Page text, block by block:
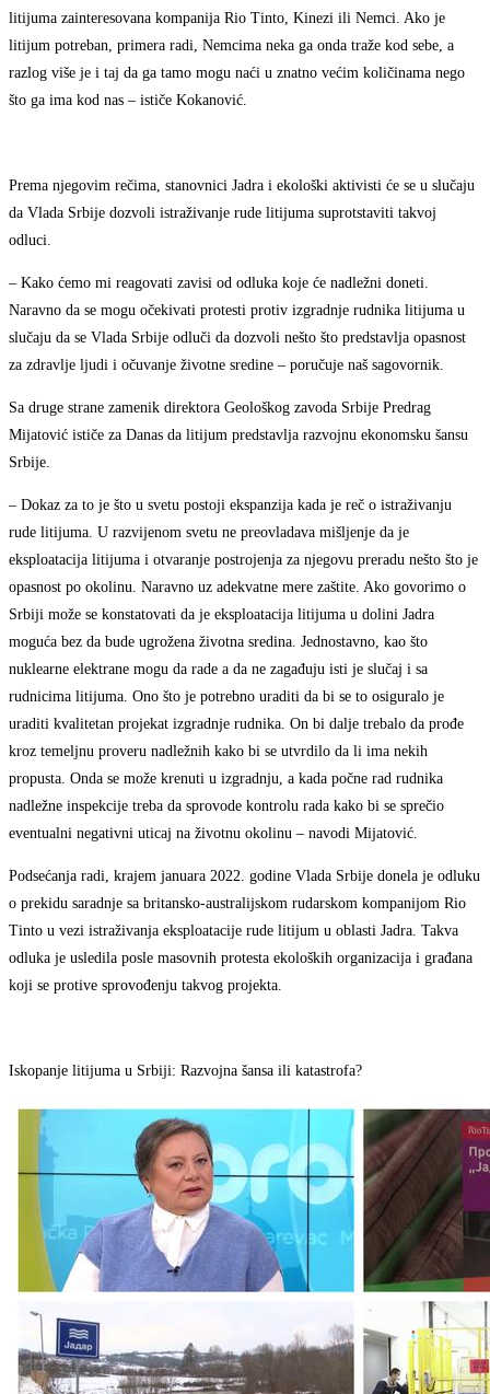
litijuma zainteresovana kompanija Rio Tinto, Kinezi ili Nemci. Ako je
litijum potreban, primera radi, Nemcima neka ga onda traže kod sebe, a
razlog više je i taj da ga tamo mogu naći u znatno većim količinama nego
što ga ima kod nas – ističe Kokanović.
Prema njegovim rečima, stanovnici Jadra i ekološki aktivisti će se u slučaju
da Vlada Srbije dozvoli istraživanje rude litijuma suprotstaviti takvoj
odluci.
– Kako ćemo mi reagovati zavisi od odluka koje će nadležni doneti.
Naravno da se mogu očekivati protesti protiv izgradnje rudnika litijuma u
slučaju da se Vlada Srbije odluči da dozvoli nešto što predstavlja opasnost
za zdravlje ljudi i očuvanje životne sredine – poručuje naš sagovornik.
Sa druge strane zamenik direktora Geološkog zavoda Srbije Predrag
Mijatović ističe za Danas da litijum predstavlja razvojnu ekonomsku šansu
Srbije.
– Dokaz za to je što u svetu postoji ekspanzija kada je reč o istraživanju
rude litijuma. U razvijenom svetu ne preovladava mišljenje da je
eksploatacija litijuma i otvaranje postrojenja za njegovu preradu nešto što je
opasnost po okolinu. Naravno uz adekvatne mere zaštite. Ako govorimo o
Srbiji može se konstatovati da je eksploatacija litijuma u dolini Jadra
moguća bez da bude ugrožena životna sredina. Jednostavno, kao što
nuklearne elektrane mogu da rade a da ne zagađuju isti je slučaj i sa
rudnicima litijuma. Ono što je potrebno uraditi da bi se to osiguralo je
uraditi kvalitetan projekat izgradnje rudnika. On bi dalje trebalo da prođe
kroz temeljnu proveru nadležnih kako bi se utvrdilo da li ima nekih
propusta. Onda se može krenuti u izgradnju, a kada počne rad rudnika
nadležne inspekcije treba da sprovode kontrolu rada kako bi se sprečio
eventualni negativni uticaj na životnu okolinu – navodi Mijatović.
Podsećanja radi, krajem januara 2022. godine Vlada Srbije donela je odluku
o prekidu saradnje sa britansko-australijskom rudarskom kompanijom Rio
Tinto u vezi istraživanja eksploatacije rude litijum u oblasti Jadra. Takva
odluka je usledila posle masovnih protesta ekoloških organizacija i građana
koji se protive sprovođenju takvog projekta.
Iskopanje litijuma u Srbiji: Razvojna šansa ili katastrofa?